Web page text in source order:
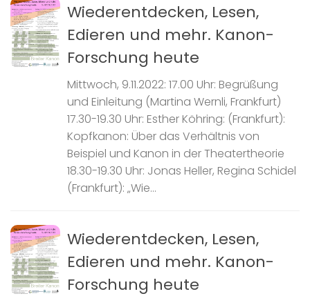
Wiederentdecken, Lesen,
Edieren und mehr. Kanon-
Forschung heute
Mittwoch, 9.11.2022: 17.00 Uhr: Begrüßung
und Einleitung (Martina Wernli, Frankfurt)
17.30-19.30 Uhr: Esther Köhring: (Frankfurt):
Kopfkanon: Über das Verhältnis von
Beispiel und Kanon in der Theatertheorie
18.30-19.30 Uhr: Jonas Heller, Regina Schidel
(Frankfurt): „Wie...
Wiederentdecken, Lesen,
Edieren und mehr. Kanon-
Forschung heute